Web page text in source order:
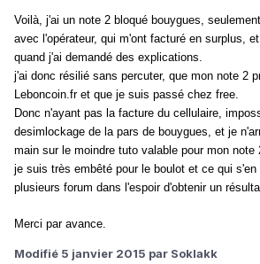
Voilà, j'ai un note 2 bloqué bouygues,
avec l'opérateur, qui m'ont facturé en surplus,
quand j'ai demandé des explications.
j'ai donc résilié sans percuter, que mon note 2
Leboncoin.fr et que je suis passé chez free.
Donc n'ayant pas la facture du cellulaire,
desimlockage de la pars de bouygues, et je
main sur le moindre tuto valable pour mon note
je suis très embêté pour le boulot et ce qui
plusieurs forum dans l'espoir d'obtenir un
Merci par avance.
Modifié 5 janvier 2015 par Soklakk